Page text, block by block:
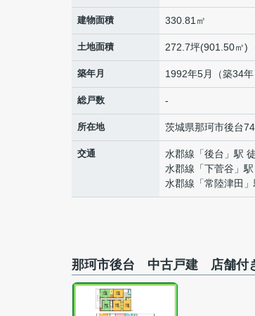
建物面積 330.81㎡
土地面積 272.7坪(901.50㎡)
築年月 1992年5月（築34年
総戸数 -
所在地 茨城県那珂市後台
交通 水郡線 「後台 」駅
水郡線 「下菅谷 」
水郡線 「常陸津田
那珂市後台 中古戸建 店舗付